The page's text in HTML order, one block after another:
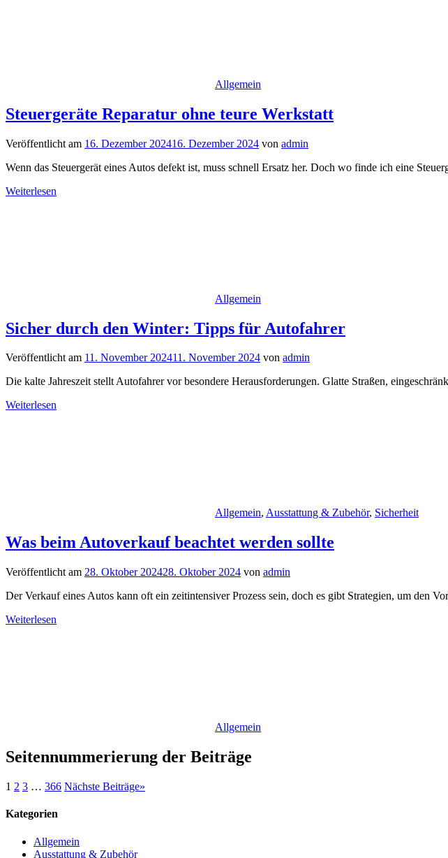
Allgemein
Steuergeräte Reparatur ohne teure Werkstatt
Veröffentlicht am 16. Dezember 202416. Dezember 2024 von admin
Wenn das Steuergerät eines Autos defekt ist, muss schnell Ersatz her. Doch wo finde ich eine
Weiterlesen
Allgemein
Sicher durch den Winter: Tipps für Autofahrer
Veröffentlicht am 11. November 202411. November 2024 von admin
Die kalte Jahreszeit stellt Autofahrer vor besondere Herausforderungen. Glatte Straßen,
Weiterlesen
Allgemein, Ausstattung & Zubehör, Sicherheit
Was beim Autoverkauf beachtet werden sollte
Veröffentlicht am 28. Oktober 202428. Oktober 2024 von admin
Der Verkauf eines Autos kann oft ein zeitintensiver Prozess sein, doch es gibt Strategien, um den
Weiterlesen
Allgemein
Seitennummerierung der Beiträge
1 2 3 … 366 Nächste Beiträge»
Kategorien
Allgemein
Ausstattung & Zubehör